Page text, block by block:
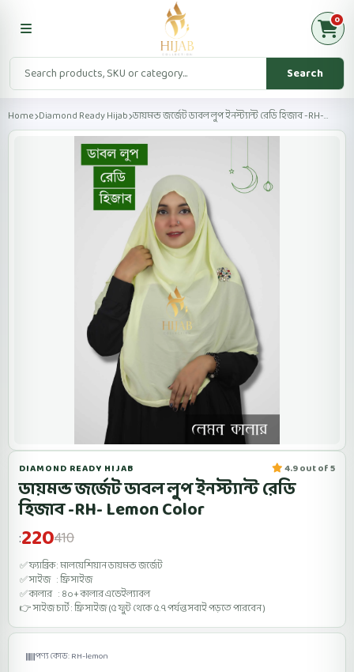
Search
0
Home Diamond Ready Hijab ডায়মন্ড জর্জেট ডাবল লুপ ইনস্ট্যান্ট রেডি হিজাব -RH-...
DIAMOND READY HIJAB 4.9 out of 5
ডায়মন্ড জর্জেট ডাবল লুপ ইনস্ট্যান্ট রেডি
হিজাব -RH- Lemon Color
:220410
✅ ফ্যাব্রিক : মালয়েশিয়ান ডায়মন্ড জর্জেট
✅ সাইজ : ফ্রি সাইজ
✅ কালার : ৪০+ কালার এভেইল্যাবল
👉 সাইজ চার্ট : ফ্রি সাইজ (৫ ফুট থেকে ৫.৭ পর্যন্ত সবাই পড়তে পারবেন )
পণ্য কোড: RH-lemon